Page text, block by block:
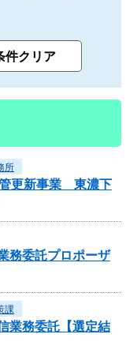
所
管更新事業 東濃下
務委託プロポーザ
課
業務委託【選定結